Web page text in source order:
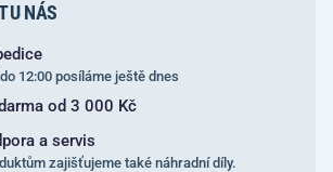
U NÁS
12:00 posíláme ještě dnes
od 3 000 Kč
a servis
zajišťujeme také náhradní díly.